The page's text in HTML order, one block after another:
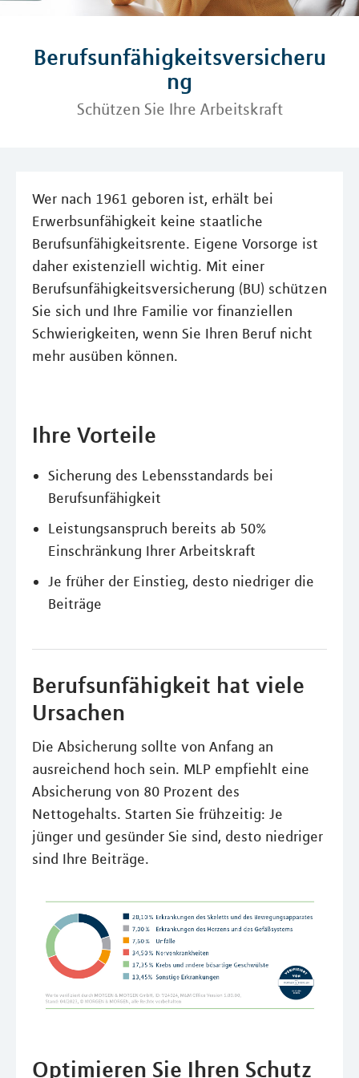
Berufsunfähigkeitsversicheru
ng
Schützen Sie Ihre Arbeitskraft
Wer nach 1961 geboren ist, erhält bei
Erwerbsunfähigkeit keine staatliche
Berufsunfähigkeitsrente. Eigene Vorsorge ist
daher existenziell wichtig. Mit einer
Berufsunfähigkeitsversicherung (BU) schützen
Sie sich und Ihre Familie vor finanziellen
Schwierigkeiten, wenn Sie Ihren Beruf nicht
mehr ausüben können.
Ihre Vorteile
Sicherung des Lebensstandards bei
Berufsunfähigkeit
Leistungsanspruch bereits ab 50%
Einschränkung Ihrer Arbeitskraft
Je früher der Einstieg, desto niedriger die
Beiträge
Berufsunfähigkeit hat viele
Ursachen
Die Absicherung sollte von Anfang an
ausreichend hoch sein. MLP empfiehlt eine
Absicherung von 80 Prozent des
Nettogehalts. Starten Sie frühzeitig: Je
jünger und gesünder Sie sind, desto niedriger
sind Ihre Beiträge.
Optimieren Sie Ihren Schutz